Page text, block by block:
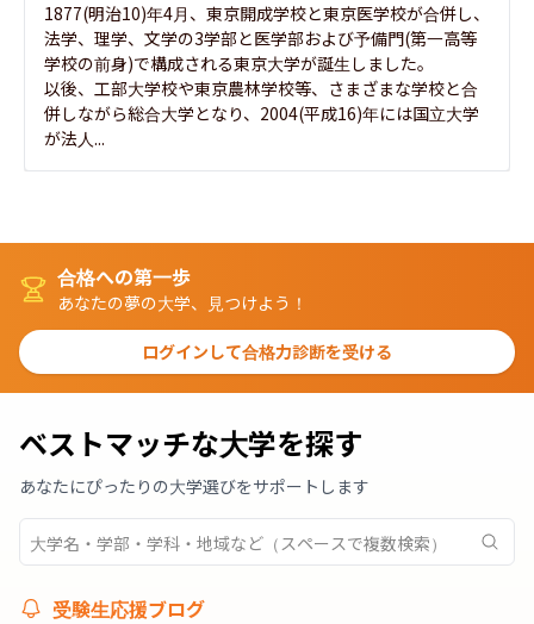
1877(明治10)年4月、東京開成学校と東京医学校が合併し、
法学、理学、文学の3学部と医学部および予備門(第一高等
学校の前身)で構成される東京大学が誕生しました。
以後、工部大学校や東京農林学校等、さまざまな学校と合
併しながら総合大学となり、2004(平成16)年には国立大学
が法人...
合格への第一歩
あなたの夢の大学、見つけよう！
ログインして合格力診断を受ける
ベストマッチな大学を探す
あなたにぴったりの大学選びをサポートします
受験生応援ブログ